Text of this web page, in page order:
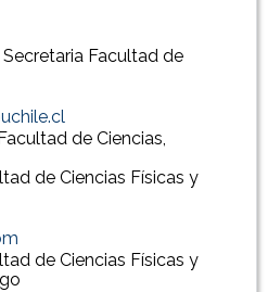
Facultad de
de Ciencias,
de Ciencias Físicas y
de Ciencias Físicas y